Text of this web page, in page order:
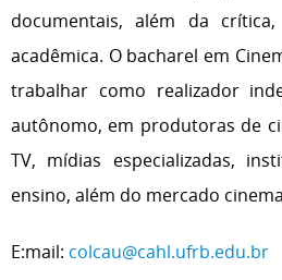
documentais, além da
acadêmica. O bacharel em
trabalhar como realizador
autônomo, em produtoras de
TV, mídias especializadas,
ensino, além do mercado
E:mail: colcau@cahl.ufrb.edu.br